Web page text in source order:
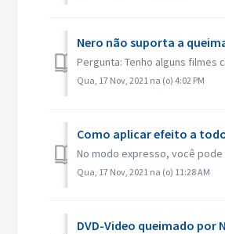
Nero não suporta a
Pergunta: Tenho alguns filmes
Qua, 17 Nov, 2021 na (o) 4:02 PM
Como aplicar efeito a
No modo expresso, você
Qua, 17 Nov, 2021 na (o) 11:28 AM
DVD-Video queimado por